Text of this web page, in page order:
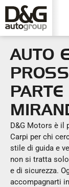
AUTO
D&G Motors è il
Carpi per chi
stile di guida e
non si tratta
e di sicurezza.
accompagnarti
Scegli una